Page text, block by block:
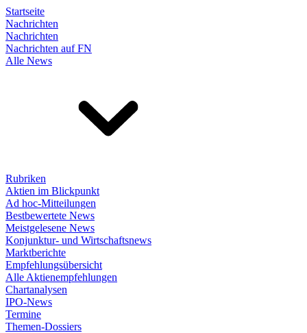
Startseite
Nachrichten
Nachrichten
Nachrichten auf FN
Alle News
Rubriken
Aktien im Blickpunkt
Ad hoc-Mitteilungen
Bestbewertete News
Meistgelesene News
Konjunktur- und Wirtschaftsnews
Marktberichte
Empfehlungsübersicht
Alle Aktienempfehlungen
Chartanalysen
IPO-News
Termine
Themen-Dossiers